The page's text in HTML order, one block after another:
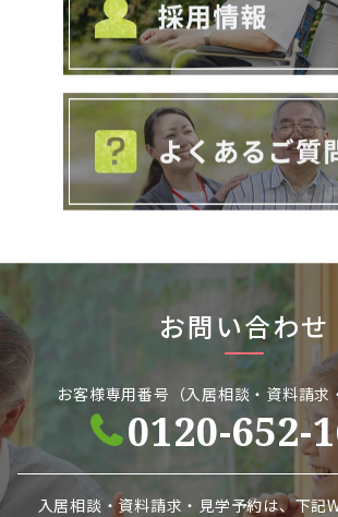
お問い合わせ
お客様専用番号（入居相談・資料請求
0120-652-
入居相談・資料請求・見学予約は、下記